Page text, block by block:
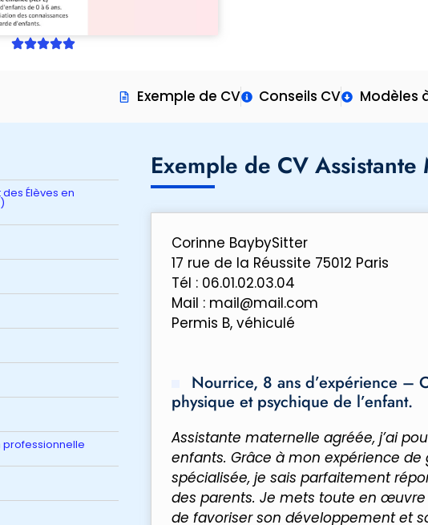
Exemple de CV Conseils CV Modèles
Élèves en
professionnelle
Exemple de CV
Corinne BaybySitter
17 rue de la Réussite 75012 Paris
Tél : 06.01.02.03.04
Mail : mail@mail.com
Permis B, véhiculé
Nourrice, 8 ans d’expérience –
physique et psychique de l’enfant.
Assistante maternelle agréée, j’ai
enfants. Grâce à mon expérience
spécialisée, je sais parfaitement
des parents. Je mets toute en
de favoriser son développement et